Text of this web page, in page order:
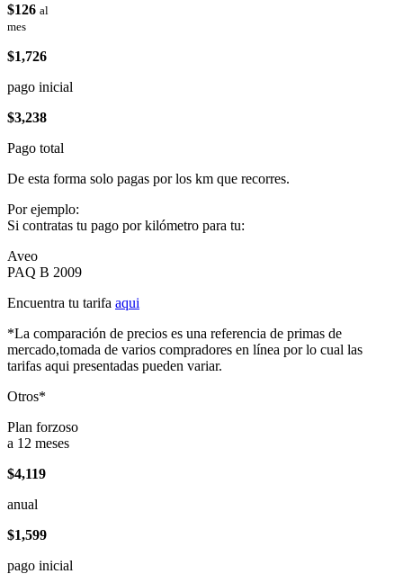
$126 al
mes
$1,726
pago inicial
$3,238
Pago total
De esta forma solo pagas por los km que recorres.
Por ejemplo:
Si contratas tu pago por kilómetro para tu:
Aveo
PAQ B 2009
Encuentra tu tarifa aqui
*La comparación de precios es una referencia de primas de
mercado,tomada de varios compradores en línea por lo cual las
tarifas aqui presentadas pueden variar.
Otros*
Plan forzoso
a 12 meses
$4,119
anual
$1,599
pago inicial